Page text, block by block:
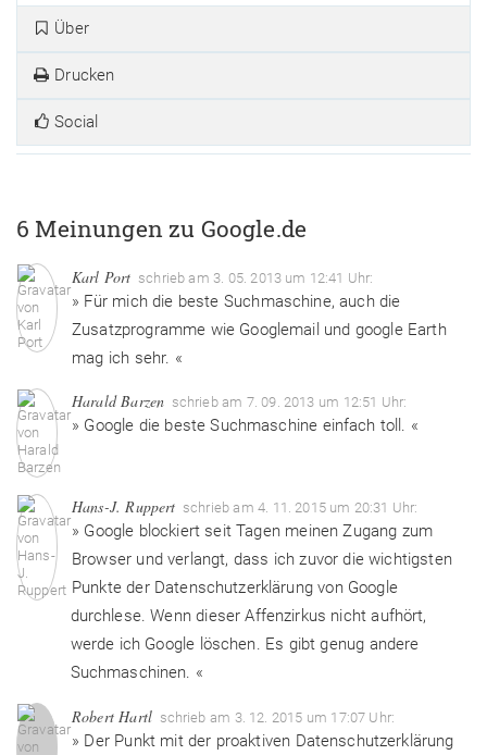
Über
Drucken
Social
6 Meinungen zu Google.de
Karl Port schrieb am 3. 05. 2013 um 12:41 Uhr:
» Für mich die beste Suchmaschine, auch die
Zusatzprogramme wie Googlemail und google Earth
mag ich sehr. «
Harald Barzen schrieb am 7. 09. 2013 um 12:51 Uhr:
» Google die beste Suchmaschine einfach toll. «
Hans-J. Ruppert schrieb am 4. 11. 2015 um 20:31 Uhr:
» Google blockiert seit Tagen meinen Zugang zum
Browser und verlangt, dass ich zuvor die wichtigsten
Punkte der Datenschutzerklärung von Google
durchlese. Wenn dieser Affenzirkus nicht aufhört,
werde ich Google löschen. Es gibt genug andere
Suchmaschinen. «
Robert Hartlschrieb am 3. 12. 2015 um 17:07 Uhr:
» Der Punkt mit der proaktiven Datenschutzerklärung